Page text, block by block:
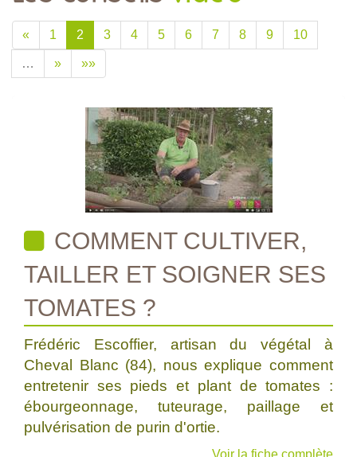
« 1 2 3 4 5 6 7 8 9 10
… » »»
COMMENT CULTIVER,
TAILLER ET SOIGNER SES
TOMATES ?
Frédéric Escoffier, artisan du végétal à
Cheval Blanc (84), nous explique comment
entretenir ses pieds et plant de tomates :
ébourgeonnage, tuteurage, paillage et
pulvérisation de purin d'ortie.
Voir la fiche complète